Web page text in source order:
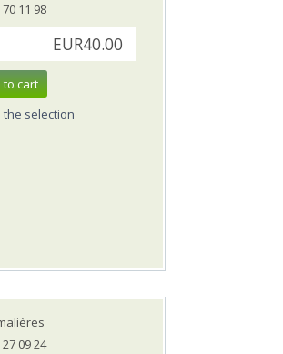
11 98
EUR40.00
to cart
the selection
09 24